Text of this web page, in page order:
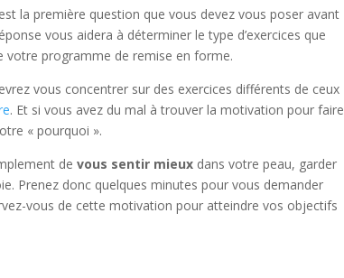
la première question que vous devez vous poser avant
vous aidera à déterminer le type d’exercices que
votre programme de remise en forme.
vous concentrer sur des exercices différents de ceux
. Et si vous avez du mal à trouver la motivation pour faire
« pourquoi ».
devous sentir mieux dans votre peau, garder
Prenez donc quelques minutes pour vous demander
vous de cette motivation pour atteindre vos objectifs